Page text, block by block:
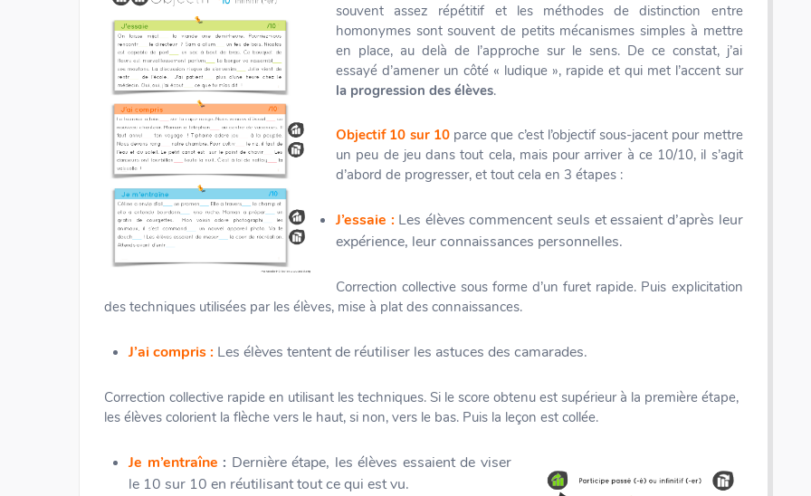
souvent assez répétitif et les méthodes de distinction entre
homonymes sont souvent de petits mécanismes simples à mettre
en place, au delà de l’approche sur le sens. De ce constat, j’ai
essayé d’amener un côté « ludique », rapide et qui met l’accent sur
la progression des élèves.
Objectif 10 sur 10parce que c’est l’objectif sous-jacent pour mettre
un peu de jeu dans tout cela, mais pour arriver à ce 10/10, il s’agit
d’abord de progresser, et tout cela en 3 étapes :
J’essaie : Les élèves commencent seuls et essaient d’après leur
expérience, leur connaissances personnelles.
Correction collective sous forme d’un furet rapide. Puis explicitation
des techniques utilisées par les élèves, mise à plat des connaissances.
J’ai compris : Les élèves tentent de réutiliser les astuces des camarades.
Correction collective rapide en utilisant les techniques. Si le score obtenu est supérieur à la première étape,
les élèves colorient la flèche vers le haut, si non, vers le bas. Puis la leçon est collée.
Je m’entraîne : Dernière étape, les élèves essaient de viser
le 10 sur 10 en réutilisant tout ce qui est vu.